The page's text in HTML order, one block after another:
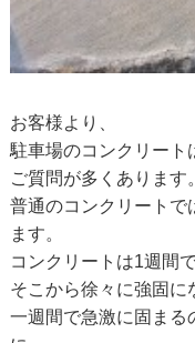
お客様より、
駐車場のコンクリート
ご質問が多くあります。
普通のコンクリートで
ます。
コンクリートは1週間
そこから徐々に強固に
一週間で急激に固まる